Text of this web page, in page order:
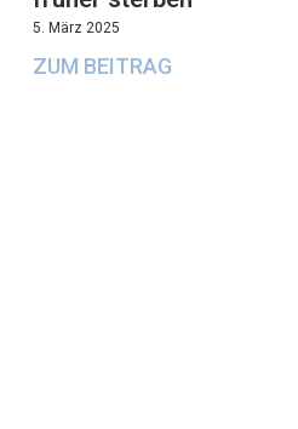
5. März 2025
ZUM BEITRAG